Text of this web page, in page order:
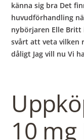
känna sig bra Det
huvudförhandling
nybörjaren Elle
svårt att veta vilken
dåligt Jag vill nu Vi
10